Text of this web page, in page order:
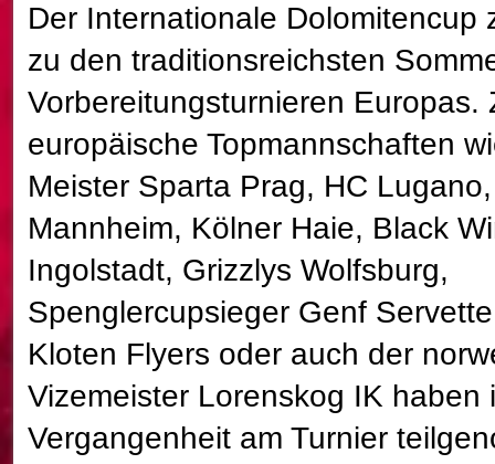
Der Internationale Dolomitencup
zu den traditionsreichsten
Vorbereitungsturnieren Europas.
europäische Topmannschaften
Meister Sparta Prag, HC
Mannheim, Kölner Haie, Black
Ingolstadt, Grizzlys Wolfsburg,
Spenglercupsieger Genf
Kloten Flyers oder auch der
Vizemeister Lorenskog IK haben
Vergangenheit am Turnier